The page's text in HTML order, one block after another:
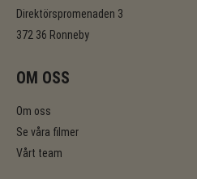
Direktörspromenaden 3
372 36 Ronneby
OM OSS
Om oss
Se våra filmer
Vårt team